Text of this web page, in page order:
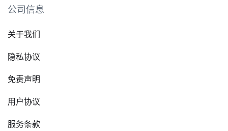
公司信息
关于我们
隐私协议
免责声明
用户协议
服务条款